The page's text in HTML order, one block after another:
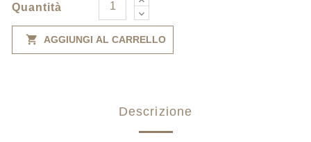
Quantità
 AGGIUNGI AL CARRELLO
Descrizione